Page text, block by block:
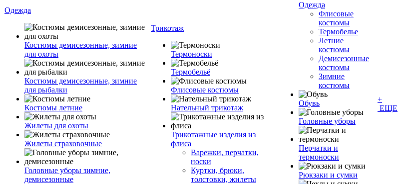
Одежда
Костюмы демисезонные, зимние
для охоты
Костюмы демисезонные, зимние
для рыбалки
Костюмы летние
Жилеты для охоты
Жилеты страховочные
Головные уборы зимние,
демисезонные
Трикотаж
Термоноски
Термобельё
Флисовые костюмы
Нательный трикотаж
Трикотажные изделия из
флиса
Варежки, перчатки,
носки
Куртки, брюки,
толстовки, жилеты
Одежда
Флисовые
костюмы
Термобелье
Летние
костюмы
Демисезонные
костюмы
Зимние
костюмы
Обувь
Головные уборы
Перчатки и
термоноски
Рюкзаки и сумки
+
ЕЩЕ